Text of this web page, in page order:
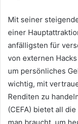
Mit seiner
einer
anfälligsten für
von externen
um persönliches
wichtig, mit
Renditen zu
(CEFA) bietet all